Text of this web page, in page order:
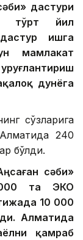
дастури
тўрт йил
ишга
мамлакат
дунёга
сўзларига
240
бўлди.
сәби»
та ЭКО
10 000
Алматида
қамраб